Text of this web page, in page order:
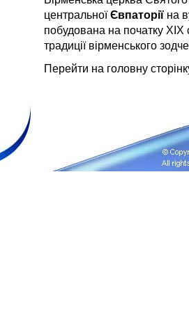
центральноїЄвпаторії на
побудована на початку XIX
традиції вірменського
Перейти на головну